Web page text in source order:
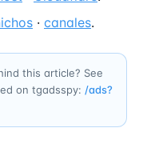
· canales.
this article? See
on tgadsspy: /ads?